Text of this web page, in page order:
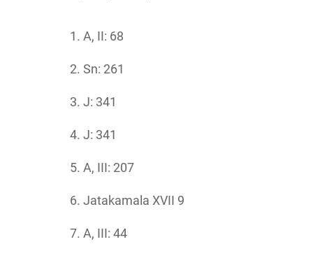
A, II: 68
Sn: 261
J: 341
J: 341
A, III: 207
Jatakamala XVII 9
A, III: 44